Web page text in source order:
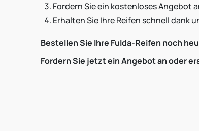
Fordern Sie ein kostenloses Angebot
Erhalten Sie Ihre Reifen schnell dank
Bestellen Sie Ihre Fulda-Reifen noch
Fordern Sie jetzt ein Angebot an oder